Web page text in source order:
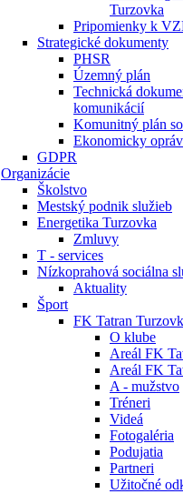
Turzovka
Pripomienky k
Strategické dokumenty
PHSR
Územný plán
Technická
komunikácií
Komunitný plán
Ekonomicky
GDPR
Organizácie
Školstvo
Mestský podnik služieb
Energetika Turzovka
Zmluvy
T - services
Nízkoprahová sociálna
Aktuality
Šport
FK Tatran
O klube
Areál FK
Areál FK
A - mužstvo
Tréneri
Videá
Fotogaléria
Podujatia
Partneri
Užitočné